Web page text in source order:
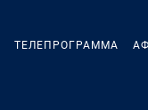
ТЕЛЕПРОГРАММА